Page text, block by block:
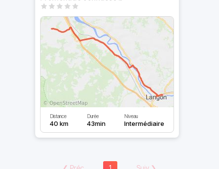
Distance
40 km
Durée
43min
Niveau
Intermédiaire